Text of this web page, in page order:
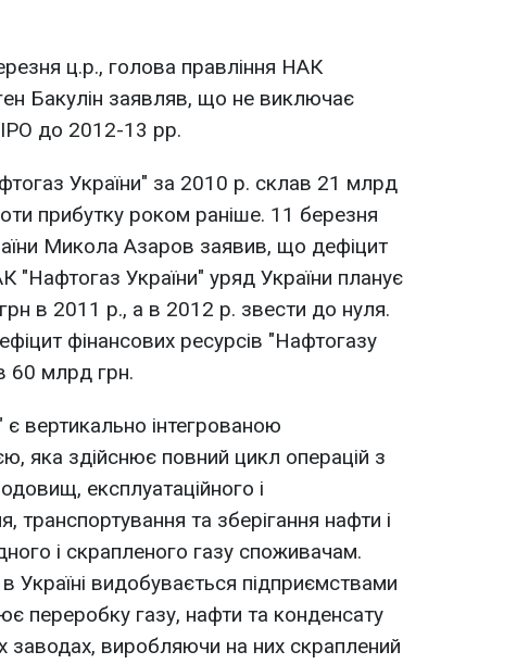
ц.р., голова правління НАК
Бакулін заявляв, що не виключає
до 2012-13 рр.
України" за 2010 р. склав 21 млрд
прибутку роком раніше. 11 березня
Микола Азаров заявив, що дефіцит
"Нафтогаз України" уряд України планує
в 2011 р., а в 2012 р. звести до нуля.
фінансових ресурсів "Нафтогазу
60 млрд грн.
вертикально інтегрованою
яка здійснює повний цикл операцій з
експлуатаційного і
транспортування та зберігання нафти і
і скрапленого газу споживачам.
Україні видобувається підприємствами
переробку газу, нафти та конденсату
заводах, виробляючи на них скраплений